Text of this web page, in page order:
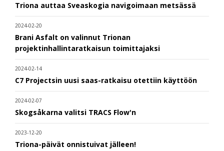
Triona auttaa Sveaskogia navigoimaan metsässä
2024-02-20
Brani Asfalt on valinnut Trionan
projektinhallintaratkaisun toimittajaksi
2024-02-14
C7 Projectsin uusi saas-ratkaisu otettiin käyttöön
2024-02-07
Skogsåkarna valitsi TRACS Flow'n
2023-12-20
Triona-päivät onnistuivat jälleen!